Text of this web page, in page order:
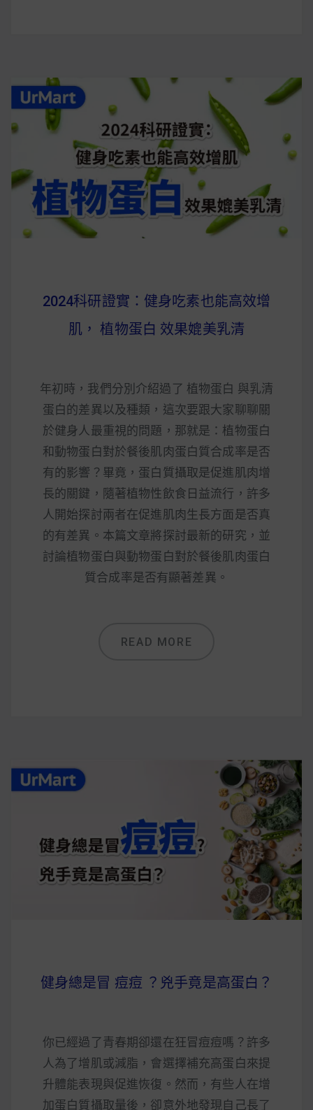
2024科研證實：健身吃素也能高效增
肌， 植物蛋白 效果媲美乳清
年初時，我們分別介紹過了 植物蛋白 與乳清
蛋白的差異以及種類，這次要跟大家聊聊關
於健身人最重視的問題，那就是：植物蛋白
和動物蛋白對於餐後肌肉蛋白質合成率是否
有的影響？畢竟，蛋白質攝取是促進肌肉增
長的關鍵，隨著植物性飲食日益流行，許多
人開始探討兩者在促進肌肉生長方面是否真
的有差異。本篇文章將探討最新的研究，並
討論植物蛋白與動物蛋白對於餐後肌肉蛋白
質合成率是否有顯著差異。
READ MORE
健身總是冒 痘痘 ？兇手竟是高蛋白？
你已經過了青春期卻還在狂冒痘痘嗎？許多
人為了增肌或減脂，會選擇補充高蛋白來提
升體能表現與促進恢復。然而，有些人在增
加蛋白質攝取量後，卻意外地發現自己長了